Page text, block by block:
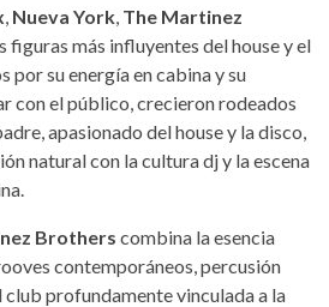
, Nueva York, The Martinez
figuras más influyentes del house y el
por su energía en cabina y su
con el público, crecieron rodeados
apasionado del house y la disco,
natural con la cultura dj y la escena
Brothers combina la esencia
contemporáneos, percusión
club profundamente vinculada a la